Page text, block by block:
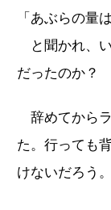
「あぶらの量
と聞かれ、
だったのか？
辞めてから
た。行っても
けないだろう